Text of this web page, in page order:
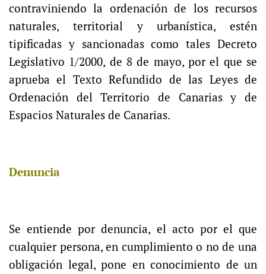
contraviniendo la ordenación de los recursos
naturales, territorial y urbanística, estén
tipificadas y sancionadas como tales Decreto
Legislativo 1/2000, de 8 de mayo, por el que se
aprueba el Texto Refundido de las Leyes de
Ordenación del Territorio de Canarias y de
Espacios Naturales de Canarias.
Denuncia
Se entiende por denuncia, el acto por el que
cualquier persona, en cumplimiento o no de una
obligación legal, pone en conocimiento de un